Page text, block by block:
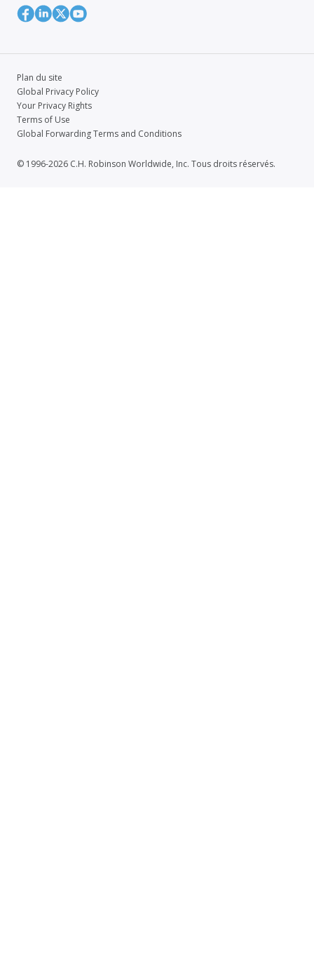
Plan du site
Global Privacy Policy
Your Privacy Rights
Terms of Use
Global Forwarding Terms and Conditions
© 1996-2026 C.H. Robinson Worldwide, Inc. Tous droits réservés.